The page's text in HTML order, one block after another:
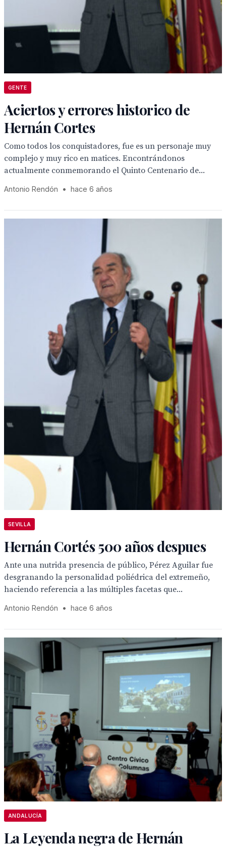
GENTE
Aciertos y errores historico de
Hernán Cortes
Como todos los conquistadores, fue es un personaje muy
complejo y muy rico en matices. Encontrándonos
actualmente conmemorando el Quinto Centenario de...
Antonio Rendón • hace 6 años
SEVILLA
Hernán Cortés 500 años despues
Ante una nutrida presencia de público, Pérez Aguilar fue
desgranando la personalidad poliédrica del extremeño,
haciendo referencia a las múltiples facetas que...
Antonio Rendón • hace 6 años
ANDALUCÍA
La Leyenda negra de Hernán